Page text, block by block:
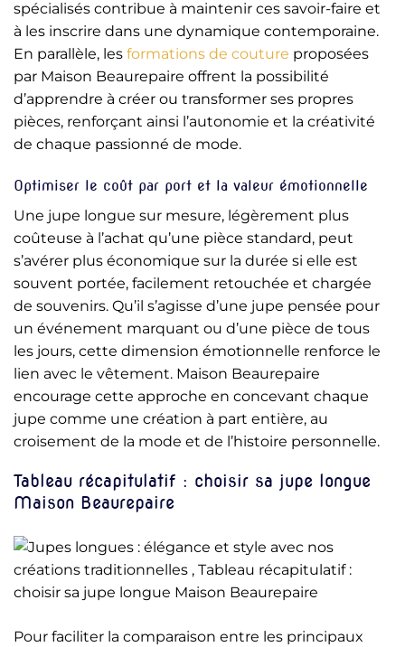
spécialisés contribue à maintenir ces savoir-faire et
à les inscrire dans une dynamique contemporaine.
En parallèle, les formations de couture proposées
par Maison Beaurepaire offrent la possibilité
d’apprendre à créer ou transformer ses propres
pièces, renforçant ainsi l’autonomie et la créativité
de chaque passionné de mode.
Optimiser le coût par port et la valeur émotionnelle
Une jupe longue sur mesure, légèrement plus
coûteuse à l’achat qu’une pièce standard, peut
s’avérer plus économique sur la durée si elle est
souvent portée, facilement retouchée et chargée
de souvenirs. Qu’il s’agisse d’une jupe pensée pour
un événement marquant ou d’une pièce de tous
les jours, cette dimension émotionnelle renforce le
lien avec le vêtement. Maison Beaurepaire
encourage cette approche en concevant chaque
jupe comme une création à part entière, au
croisement de la mode et de l’histoire personnelle.
Tableau récapitulatif : choisir sa jupe longue
Maison Beaurepaire
Pour faciliter la comparaison entre les principaux